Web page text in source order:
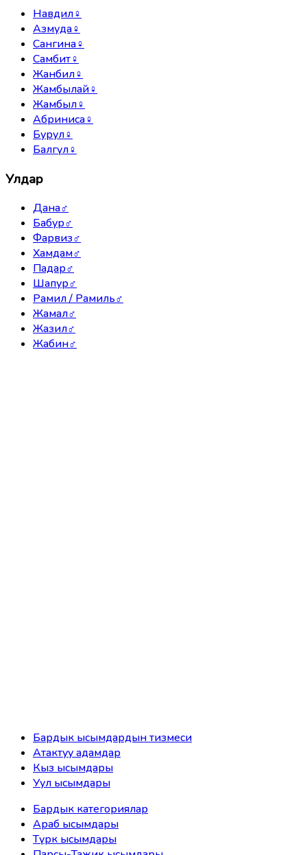
Навдил♀
Азмуда♀
Сангина♀
Самбит♀
Жанбил♀
Жамбылай♀
Жамбыл♀
Абриниса♀
Бурул♀
Балгүл♀
Улдар
Дана♂
Бабур♂
Фарвиз♂
Хамдам♂
Падар♂
Шапур♂
Рамил / Рамиль♂
Жамал♂
Жазил♂
Жабин♂
Бардык ысымдардын тизмеси
Атактуу адамдар
Кыз ысымдары
Уул ысымдары
Бардык категориялар
Араб ысымдары
Түрк ысымдары